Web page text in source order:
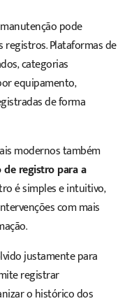
pode
Plataformas de
categorias
equipamento,
de forma
modernos também
registro para a
é simples e intuitivo,
com mais
justamente para
registrar
o histórico dos